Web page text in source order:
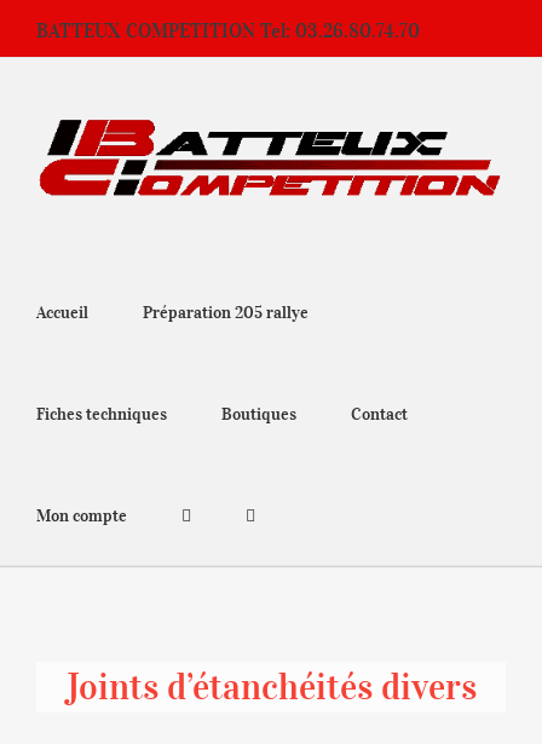
contenu
BATTEUX COMPETITION Tel: 03.26.80.74.70
Accueil Préparation 205 rallye
Fiches techniques Boutiques Contact
Mon compte
Joints d’étanchéités divers